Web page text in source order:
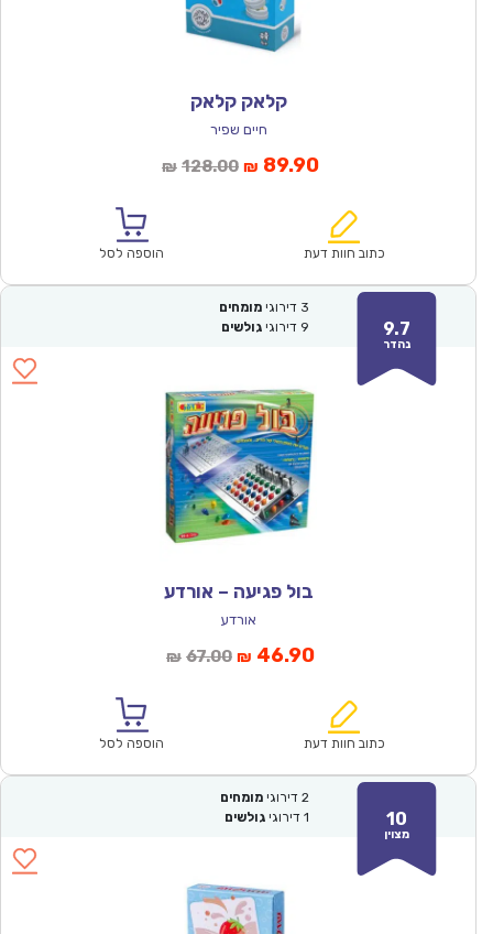
קלאק קלאק
חיים שפיר
₪ 128.00המחיר
₪128.00.
₪ 89.90המחיר
הוא:
כתוב חוות דעת הוספה לסל
9.7
נהדר
3 דירוגי מומחים
9 דירוגי גולשים
בול פגיעה – אורדע
אורדע
₪ 67.00המחיר
₪67.00.
₪ 46.90המחיר
הוא:
כתוב חוות דעת הוספה לסל
10
מצוין
2 דירוגי מומחים
1 דירוגי גולשים